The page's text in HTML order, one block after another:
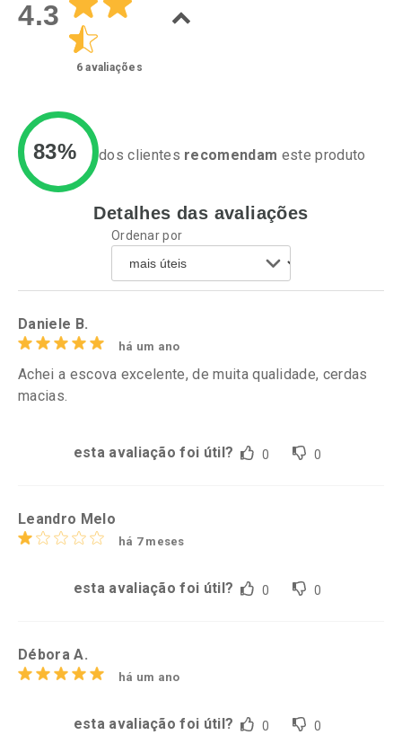
Ativar Desconto
Comprar sem Desconto
Por R$ 52,59/cada
Comprar sem Desconto
Ativar Desconto
Comprar sem Desconto
Por R$ 126,99/cada
Por R$ 126,99/cada
4.3
6 avaliações
83% dos clientes recomendam este produto
Detalhes das avaliações
Ordenar por
Daniele B.
há um ano
Achei a escova excelente, de muita qualidade, cerdas
macias.
esta avaliação foi útil? 0 0
Leandro Melo
há 7 meses
esta avaliação foi útil? 0 0
Débora A.
há um ano
esta avaliação foi útil? 0 0